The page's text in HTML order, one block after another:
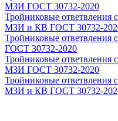
МЗИ ГОСТ 30732-2020
Тройниковые
МЗИ и КВ ГОСТ 30732-
Тройниковые
ГОСТ 30732-2020
Тройниковые
МЗИ ГОСТ 30732-2020
Тройниковые
МЗИ и КВ ГОСТ 30732-